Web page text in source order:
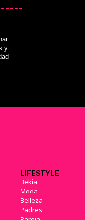
'Mario & Luigi:
'Mario & Sonic en
Rio 2016' muestra
definitiva, fecha y
detalles
y
LIFESTYLE
Bekia
Moda
Belleza
Padres